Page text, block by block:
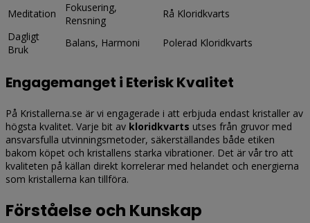
Meditation
Fokusering,
Rensning
Rå Kloridkvarts
Dagligt
Bruk
Balans, Harmoni Polerad Kloridkvarts
Engagemanget i Eterisk Kvalitet
På Kristallerna.se är vi engagerade i att erbjuda endast kristaller av
högsta kvalitet. Varje bit av kloridkvarts utses från gruvor med
ansvarsfulla utvinningsmetoder, säkerställandes både etiken
bakom köpet och kristallens starka vibrationer. Det är vår tro att
kvaliteten på källan direkt korrelerar med helandet och energierna
som kristallerna kan tillföra.
Förståelse och Kunskap